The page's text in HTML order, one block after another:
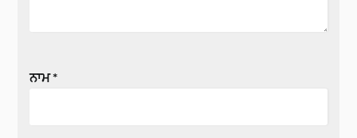
ਨਾਮ*